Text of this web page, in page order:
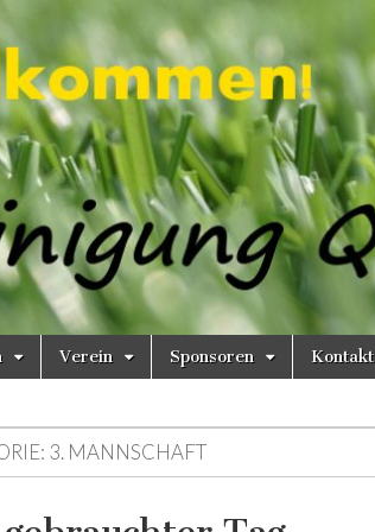
Verein Sponsoren Kontakt
3. MANNSCHAFT